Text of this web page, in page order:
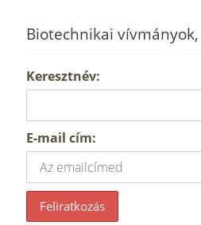
Biotechnikai
Keresztnév:
E-mail cím: